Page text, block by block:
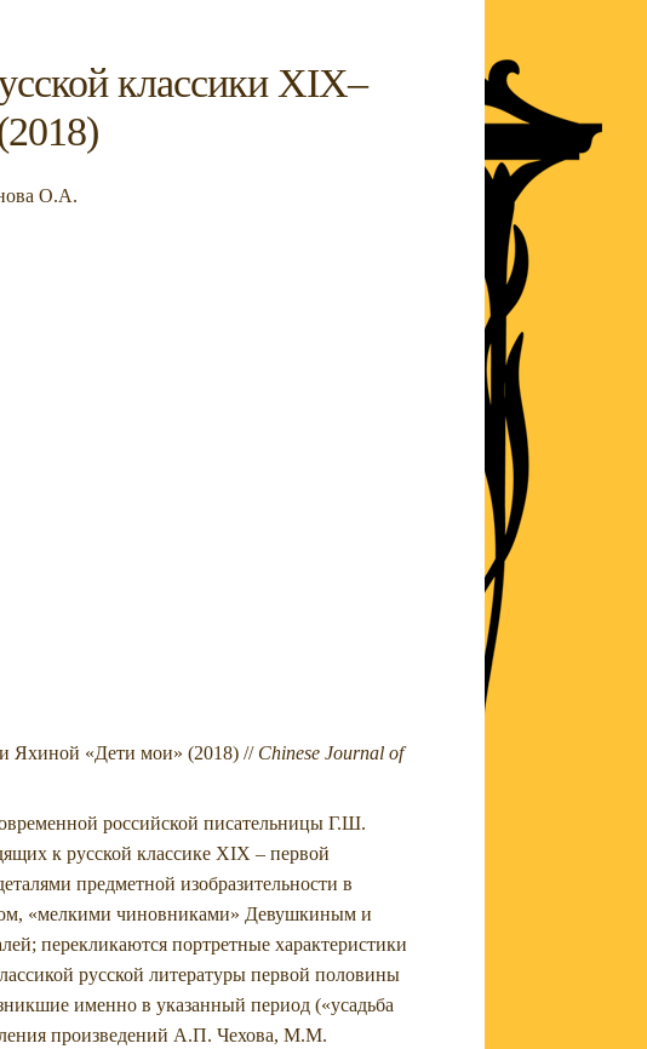
классики XIX–
О.А.
Яхиной «Дети мои» (2018) // Chinese Journal of
российской писательницы Г.Ш.
к русской классике XIX – первой
предметной изобразительности в
«мелкими чиновниками» Девушкиным и
перекликаются портретные характеристики
русской литературы первой половины
именно в указанный период («усадьба
произведений А.П. Чехова, М.М.